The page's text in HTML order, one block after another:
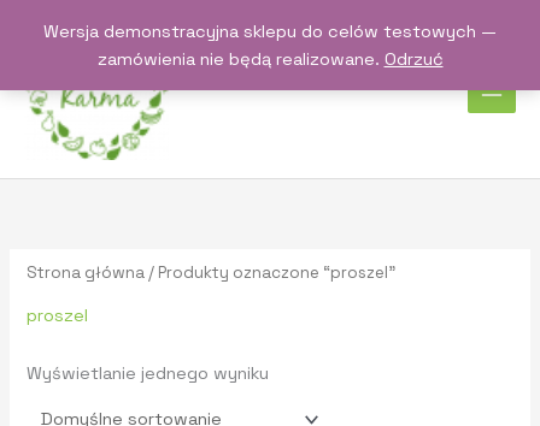
Wersja demonstracyjna sklepu do celów testowych —
zamówienia nie będą realizowane. Odrzuć
Strona główna / Produkty oznaczone “proszel”
proszel
Wyświetlanie jednego wyniku